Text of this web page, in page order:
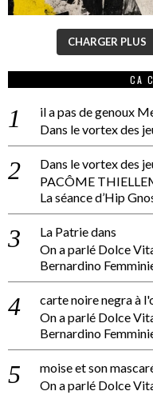
CHARGER PLUS
CA
il a pas de genoux
Dans le vortex des
Dans le vortex des
PACÔME
La séance d’Hip
La Patriedans
On a parlé Dolce
Bernardino
carte noire negra à
On a parlé Dolce
Bernardino
moise et son
On a parlé Dolce